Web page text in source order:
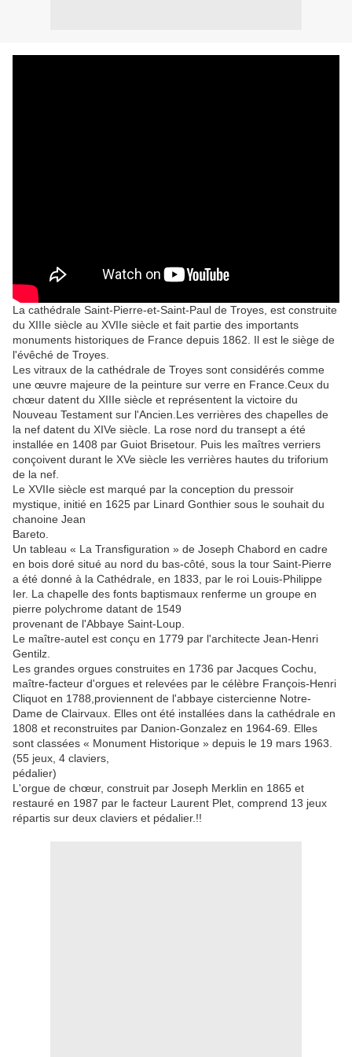
La cathédrale Saint-Pierre-et-Saint-Paul de Troyes, est construite
du XIIIe siècle au XVIIe siècle et fait partie des importants
monuments historiques de France depuis 1862. Il est le siège de
l'évêché de Troyes.
Les vitraux de la cathédrale de Troyes sont considérés comme
une œuvre majeure de la peinture sur verre en France.Ceux du
chœur datent du XIIIe siècle et représentent la victoire du
Nouveau Testament sur l'Ancien.Les verrières des chapelles de
la nef datent du XIVe siècle. La rose nord du transept a été
installée en 1408 par Guiot Brisetour. Puis les maîtres verriers
conçoivent durant le XVe siècle les verrières hautes du triforium
de la nef.
Le XVIIe siècle est marqué par la conception du pressoir
mystique, initié en 1625 par Linard Gonthier sous le souhait du
chanoine Jean
Bareto.
Un tableau « La Transfiguration » de Joseph Chabord en cadre
en bois doré situé au nord du bas-côté, sous la tour Saint-Pierre
a été donné à la Cathédrale, en 1833, par le roi Louis-Philippe
Ier. La chapelle des fonts baptismaux renferme un groupe en
pierre polychrome datant de 1549
provenant de l'Abbaye Saint-Loup.
Le maître-autel est conçu en 1779 par l'architecte Jean-Henri
Gentilz.
Les grandes orgues construites en 1736 par Jacques Cochu,
maître-facteur d'orgues et relevées par le célèbre François-Henri
Cliquot en 1788,proviennent de l'abbaye cistercienne Notre-
Dame de Clairvaux. Elles ont été installées dans la cathédrale en
1808 et reconstruites par Danion-Gonzalez en 1964-69. Elles
sont classées « Monument Historique » depuis le 19 mars 1963.
(55 jeux, 4 claviers,
pédalier)
L'orgue de chœur, construit par Joseph Merklin en 1865 et
restauré en 1987 par le facteur Laurent Plet, comprend 13 jeux
répartis sur deux claviers et pédalier.!!